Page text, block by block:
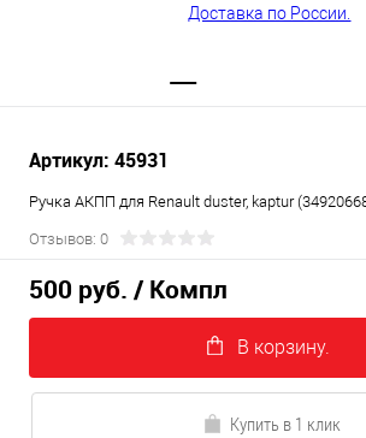
Артикул: 45931
Ручка АКПП для Renault duster, kaptur
Отзывов: 0
500 руб. / Компл
В корзину.
Купить в 1 клик